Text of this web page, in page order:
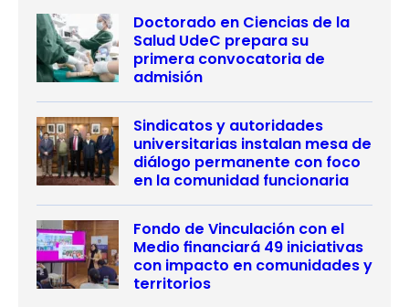
Doctorado en Ciencias de la
Salud UdeC prepara su
primera convocatoria de
admisión
Sindicatos y autoridades
universitarias instalan mesa de
diálogo permanente con foco
en la comunidad funcionaria
Fondo de Vinculación con el
Medio financiará 49 iniciativas
con impacto en comunidades y
territorios